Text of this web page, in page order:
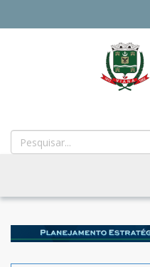
MUNICIPAL
DE
VIANA
ES